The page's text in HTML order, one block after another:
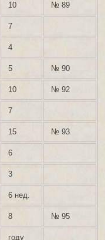
10 № 89
7
4
5 № 90
10 № 92
7
15 № 93
6
3
6 нед.
8 № 95
году